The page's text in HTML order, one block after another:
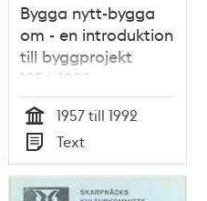
Bygga nytt-bygga
om - en introduktion
till byggprojekt
1956-1992
Tid
1957 till 1992
Typ
Text